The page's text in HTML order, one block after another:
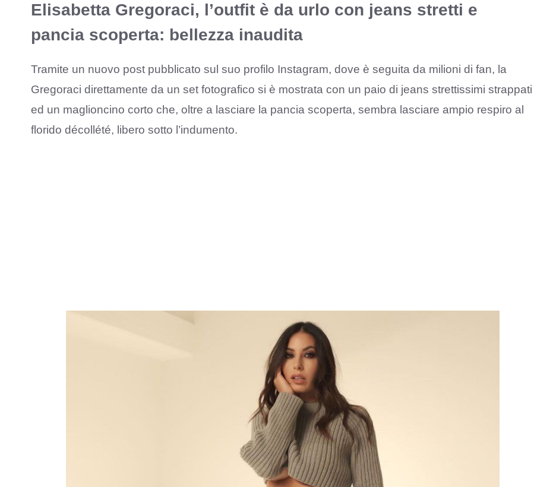
Elisabetta Gregoraci, l’outfit è da urlo con jeans stretti e
pancia scoperta: bellezza inaudita
Tramite un nuovo post pubblicato sul suo profilo Instagram, dove è seguita da milioni di fan, la
Gregoraci direttamente da un set fotografico si è mostrata con un paio di jeans strettissimi strappati
ed un maglioncino corto che, oltre a lasciare la pancia scoperta, sembra lasciare ampio respiro al
florido décollété, libero sotto l’indumento.